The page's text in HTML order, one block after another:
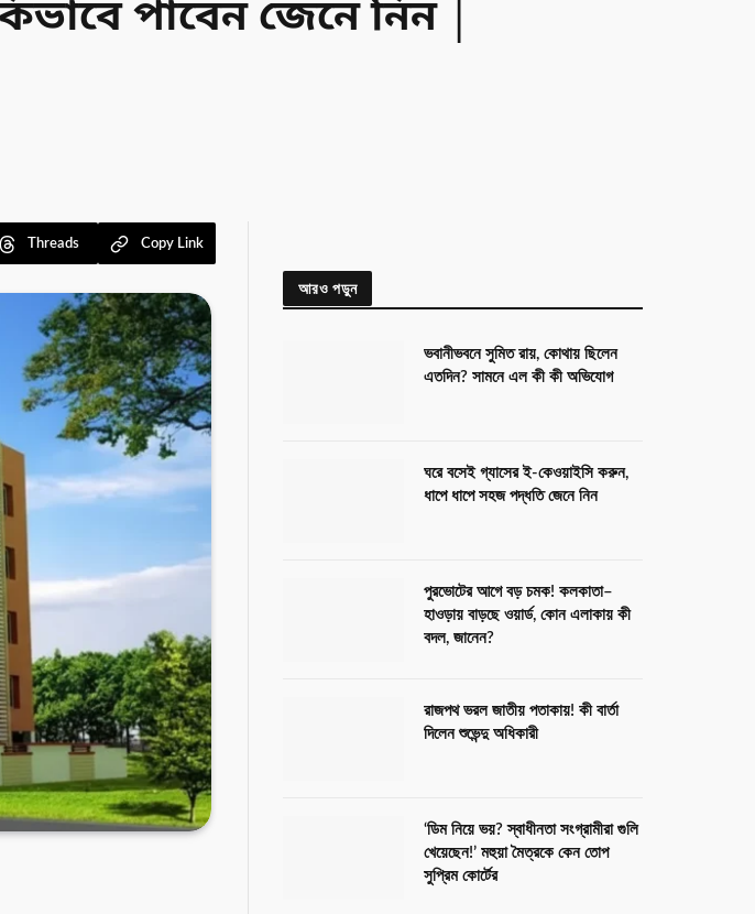
পাবেন জেনে নিন │
Threads Copy Link
আরও পড়ুন
ভবানীভবনে সুমিত রায়, কোথায় ছিলেন
এতদিন? সামনে এল কী কী অভিযোগ
ঘরে বসেই গ্যাসের ই-কেওয়াইসি করুন,
ধাপে ধাপে সহজ পদ্ধতি জেনে নিন
পুরভোটের আগে বড় চমক! কলকাতা–
হাওড়ায় বাড়ছে ওয়ার্ড, কোন এলাকায় কী
বদল, জানেন?
রাজপথ ভরল জাতীয় পতাকায়! কী বার্তা
দিলেন শুভেন্দু অধিকারী
‘ডিম নিয়ে ভয়? স্বাধীনতা সংগ্রামীরা গুলি
খেয়েছেন!’ মহুয়া মৈত্রকে কেন তোপ
সুপ্রিম কোর্টের